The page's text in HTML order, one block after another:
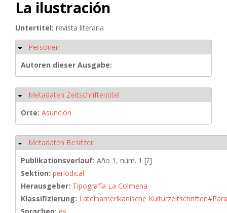
La ilustración
Untertitel: revista literaria
Hide
Personen
Autoren dieser Ausgabe:
Hide
Metadaten Zeitschriftentitel
Orte: Asunción
Hide
Metadaten Besitzer
Publikationsverlauf: Año 1, núm. 1 [?]
Sektion: periodical
Herausgeber: Tipografía La Colmena
Klassifizierung: Lateinamerikanische
Sprachen: es